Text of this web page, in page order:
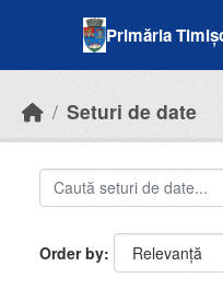
Primăria
Seturi de date
Order by